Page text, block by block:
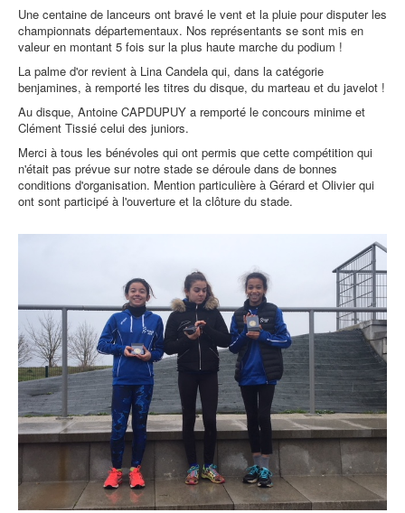
Une centaine de lanceurs ont bravé le vent et la pluie pour disputer les
championnats départementaux. Nos représentants se sont mis en
valeur en montant 5 fois sur la plus haute marche du podium !
La palme d'or revient à Lina Candela qui, dans la catégorie
benjamines, à remporté les titres du disque, du marteau et du javelot !
Au disque, Antoine CAPDUPUY a remporté le concours minime et
Clément Tissié celui des juniors.
Merci à tous les bénévoles qui ont permis que cette compétition qui
n'était pas prévue sur notre stade se déroule dans de bonnes
conditions d'organisation. Mention particulière à Gérard et Olivier qui
ont sont participé à l'ouverture et la clôture du stade.